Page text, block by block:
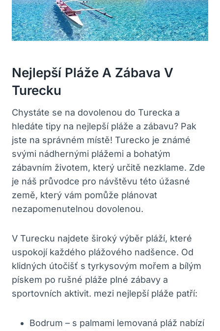
Nejlepší Pláže A Zábava V
Turecku
Chystáte se na dovolenou do Turecka a
hledáte tipy na nejlepší pláže a zábavu? Pak
jste na správném místě! Turecko je známé
svými nádhernými plážemi a bohatým
zábavním životem, který určitě nezklame. Zde
je náš průvodce pro návštěvu této úžasné
země, který vám pomůže plánovat
nezapomenutelnou dovolenou.
V Turecku najdete široký výběr pláží, které
uspokojí každého plážového nadšence. Od
klidných útočišť s tyrkysovým mořem a bílým
pískem po rušné pláže plné zábavy a
sportovních aktivit. mezi nejlepší pláže patří:
Bodrum – s palmami lemovaná pláž nabízí